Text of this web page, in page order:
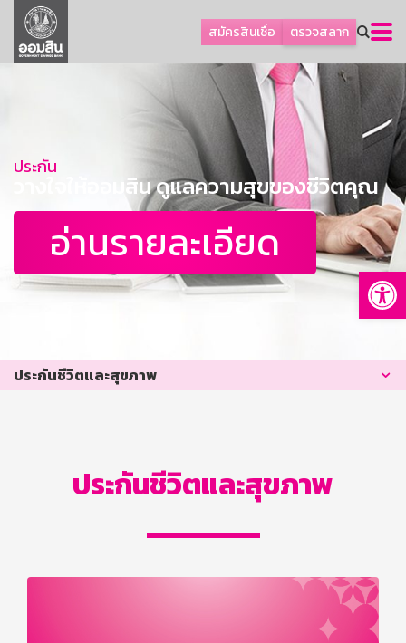
สมัครสินเชื่อ ตรวจสลาก
ลูกค้าธุรกิจ
ลูกค้าผู้ประกอบรายย่อย
การพัฒนาที่ยั่งยืน
ข่าวสาร
บริการทางการเงิน
อื่นๆ
ประกัน
วางใจให้ออมสิน ดูแลความสุขของชีวิตคุณ
อ่านรายละเอียด
ประกันชีวิตและสุขภาพ
ประกันชีวิตและสุขภาพ